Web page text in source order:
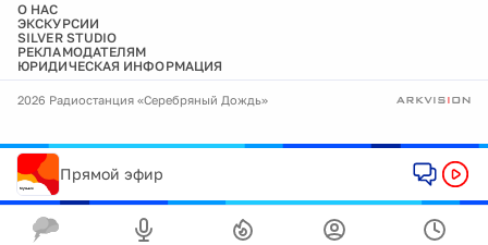
О НАС
ЭКСКУРСИИ
SILVER STUDIO
РЕКЛАМОДАТЕЛЯМ
ЮРИДИЧЕСКАЯ ИНФОРМАЦИЯ
2026 Радиостанция «Серебряный Дождь»
Прямой эфир